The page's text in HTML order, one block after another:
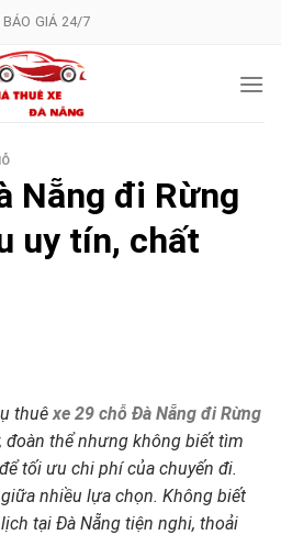
BÁO GIÁ 24/7
Nẵng đi Rừng
uy tín, chất
thuê xe 29 chỗ Đà Nẵng đi Rừng
đoàn thể nhưng không biết tìm
tối ưu chi phí của chuyến đi.
nhiều lựa chọn. Không biết
tại Đà Nẵng tiện nghi, thoải